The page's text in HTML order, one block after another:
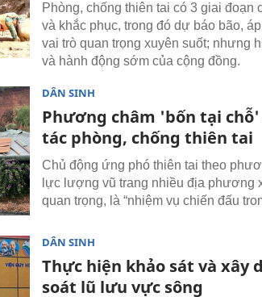
Phòng, chống thiên tai có 3 giai
và khắc phục, trong đó dự báo bão,
vai trò quan trọng xuyên suốt; nhưng
và hành động sớm của cộng đồng.
DÂN SINH
Phương châm 'bốn tại
tác phòng, chống thiên tai
Chủ động ứng phó thiên tai theo
lực lượng vũ trang nhiều địa phương
quan trọng, là “nhiệm vụ chiến đấu
DÂN SINH
Thực hiện khảo sát và xây
soát lũ lưu vực sông